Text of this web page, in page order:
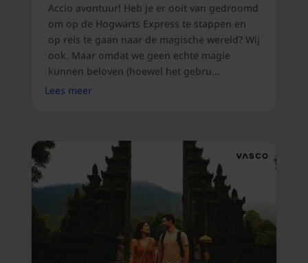
Accio avontuur! Heb je er ooit van gedroomd
om op de Hogwarts Express te stappen en
op reis te gaan naar de magische wereld? Wij
ook. Maar omdat we geen echte magie
kunnen beloven (hoewel het gebru...
Lees meer